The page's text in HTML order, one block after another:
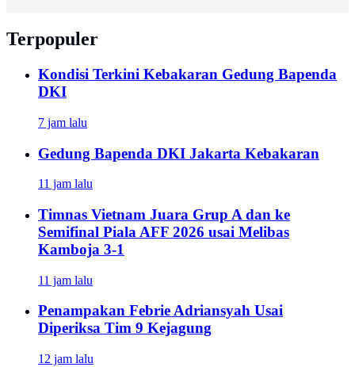
Terpopuler
Kondisi Terkini Kebakaran Gedung Bapenda
DKI
7 jam lalu
Gedung Bapenda DKI Jakarta Kebakaran
11 jam lalu
Timnas Vietnam Juara Grup A dan ke
Semifinal Piala AFF 2026 usai Melibas
Kamboja 3-1
11 jam lalu
Penampakan Febrie Adriansyah Usai
Diperiksa Tim 9 Kejagung
12 jam lalu